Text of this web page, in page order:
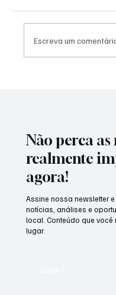
Escreva um
Não perca
realmente
agora!
Assine nossa newsletter
notícias, análises e
local. Conteúdo que você
lugar.